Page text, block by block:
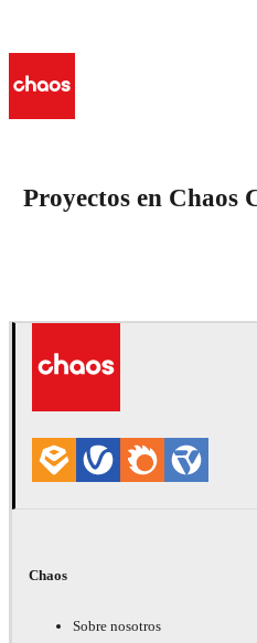
Proyectos en Chaos
Chaos
Sobre nosotros